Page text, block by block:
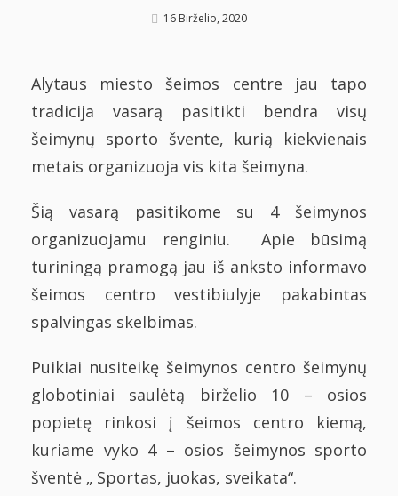
Posted
16 Birželio, 2020Author
Alytaus miesto šeimos centre jau tapo
tradicija vasarą pasitikti bendra visų
šeimynų sporto švente, kurią kiekvienais
metais organizuoja vis kita šeimyna.
Šią vasarą pasitikome su 4 šeimynos
organizuojamu renginiu. Apie būsimą
turiningą pramogą jau iš anksto informavo
šeimos centro vestibiulyje pakabintas
spalvingas skelbimas.
Puikiai nusiteikę šeimynos centro šeimynų
globotiniai saulėtą birželio 10 – osios
popietę rinkosi į šeimos centro kiemą,
kuriame vyko 4 – osios šeimynos sporto
šventė „ Sportas, juokas, sveikata“.